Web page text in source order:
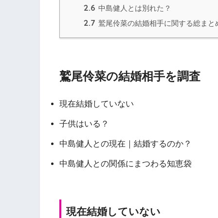
2.6 中島健人とは別れた？
2.7 鷲尾伶菜の結婚相手に関する総まと
鷲尾伶菜の結婚相手を調査
現在結婚していない
子供はいる？
中島健人との現在｜結婚するのか？
中島健人との関係にまつわる知恵袋
現在結婚していない